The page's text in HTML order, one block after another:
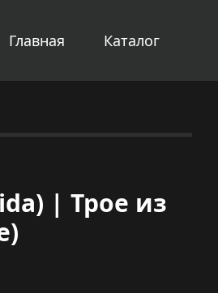
Главная Каталог
| Трое из